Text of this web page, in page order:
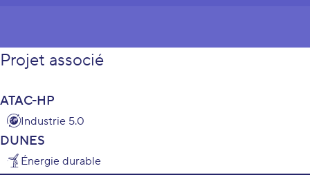
Projet associé
ATAC-HP
Industrie 5.0
DUNES
Énergie durable